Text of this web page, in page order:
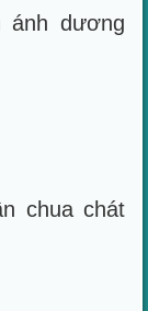
ánh dương
chua chát